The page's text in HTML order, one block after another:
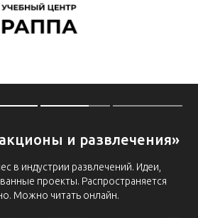
и развлечения»
в индустрии развлечений. Идеи,
проекты. Распространяется
Можно читать онлайн.